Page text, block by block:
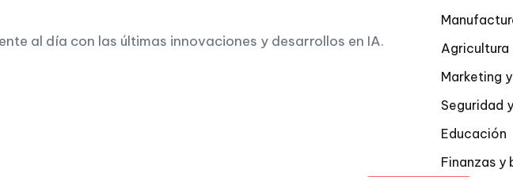
al día con las últimas innovaciones y desarrollos en IA.
Agricultura
Marketing
Seguridad
Educación
Finanzas y